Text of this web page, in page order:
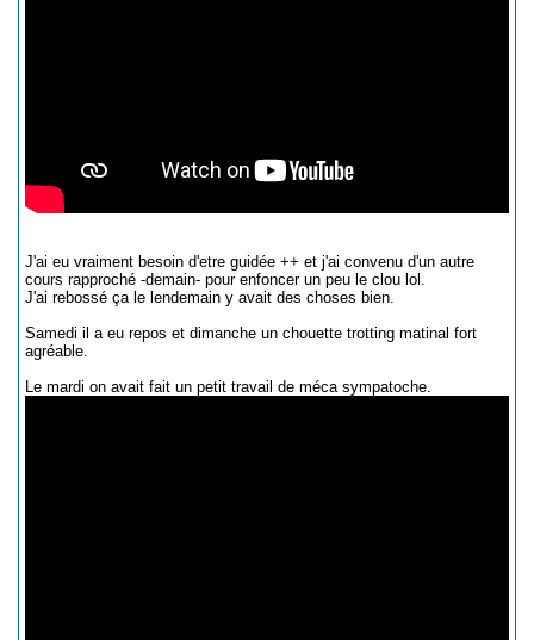
J'ai eu vraiment besoin d'etre guidée ++ et j'ai convenu d'un autre
cours rapproché -demain- pour enfoncer un peu le clou lol.
J'ai rebossé ça le lendemain y avait des choses bien.
Samedi il a eu repos et dimanche un chouette trotting matinal fort
agréable.
Le mardi on avait fait un petit travail de méca sympatoche.